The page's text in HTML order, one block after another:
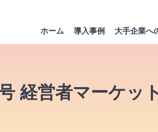
ホーム 導入事例 大手企業へ
経営者マーケッ